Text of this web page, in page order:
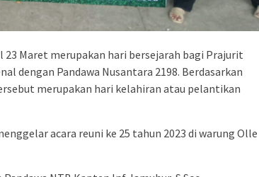
Maret merupakan hari bersejarah bagi Prajurit
dengan Pandawa Nusantara 2198. Berdasarkan
merupakan hari kelahiran atau pelantikan
acara reuni ke 25 tahun 2023 di warung Olle